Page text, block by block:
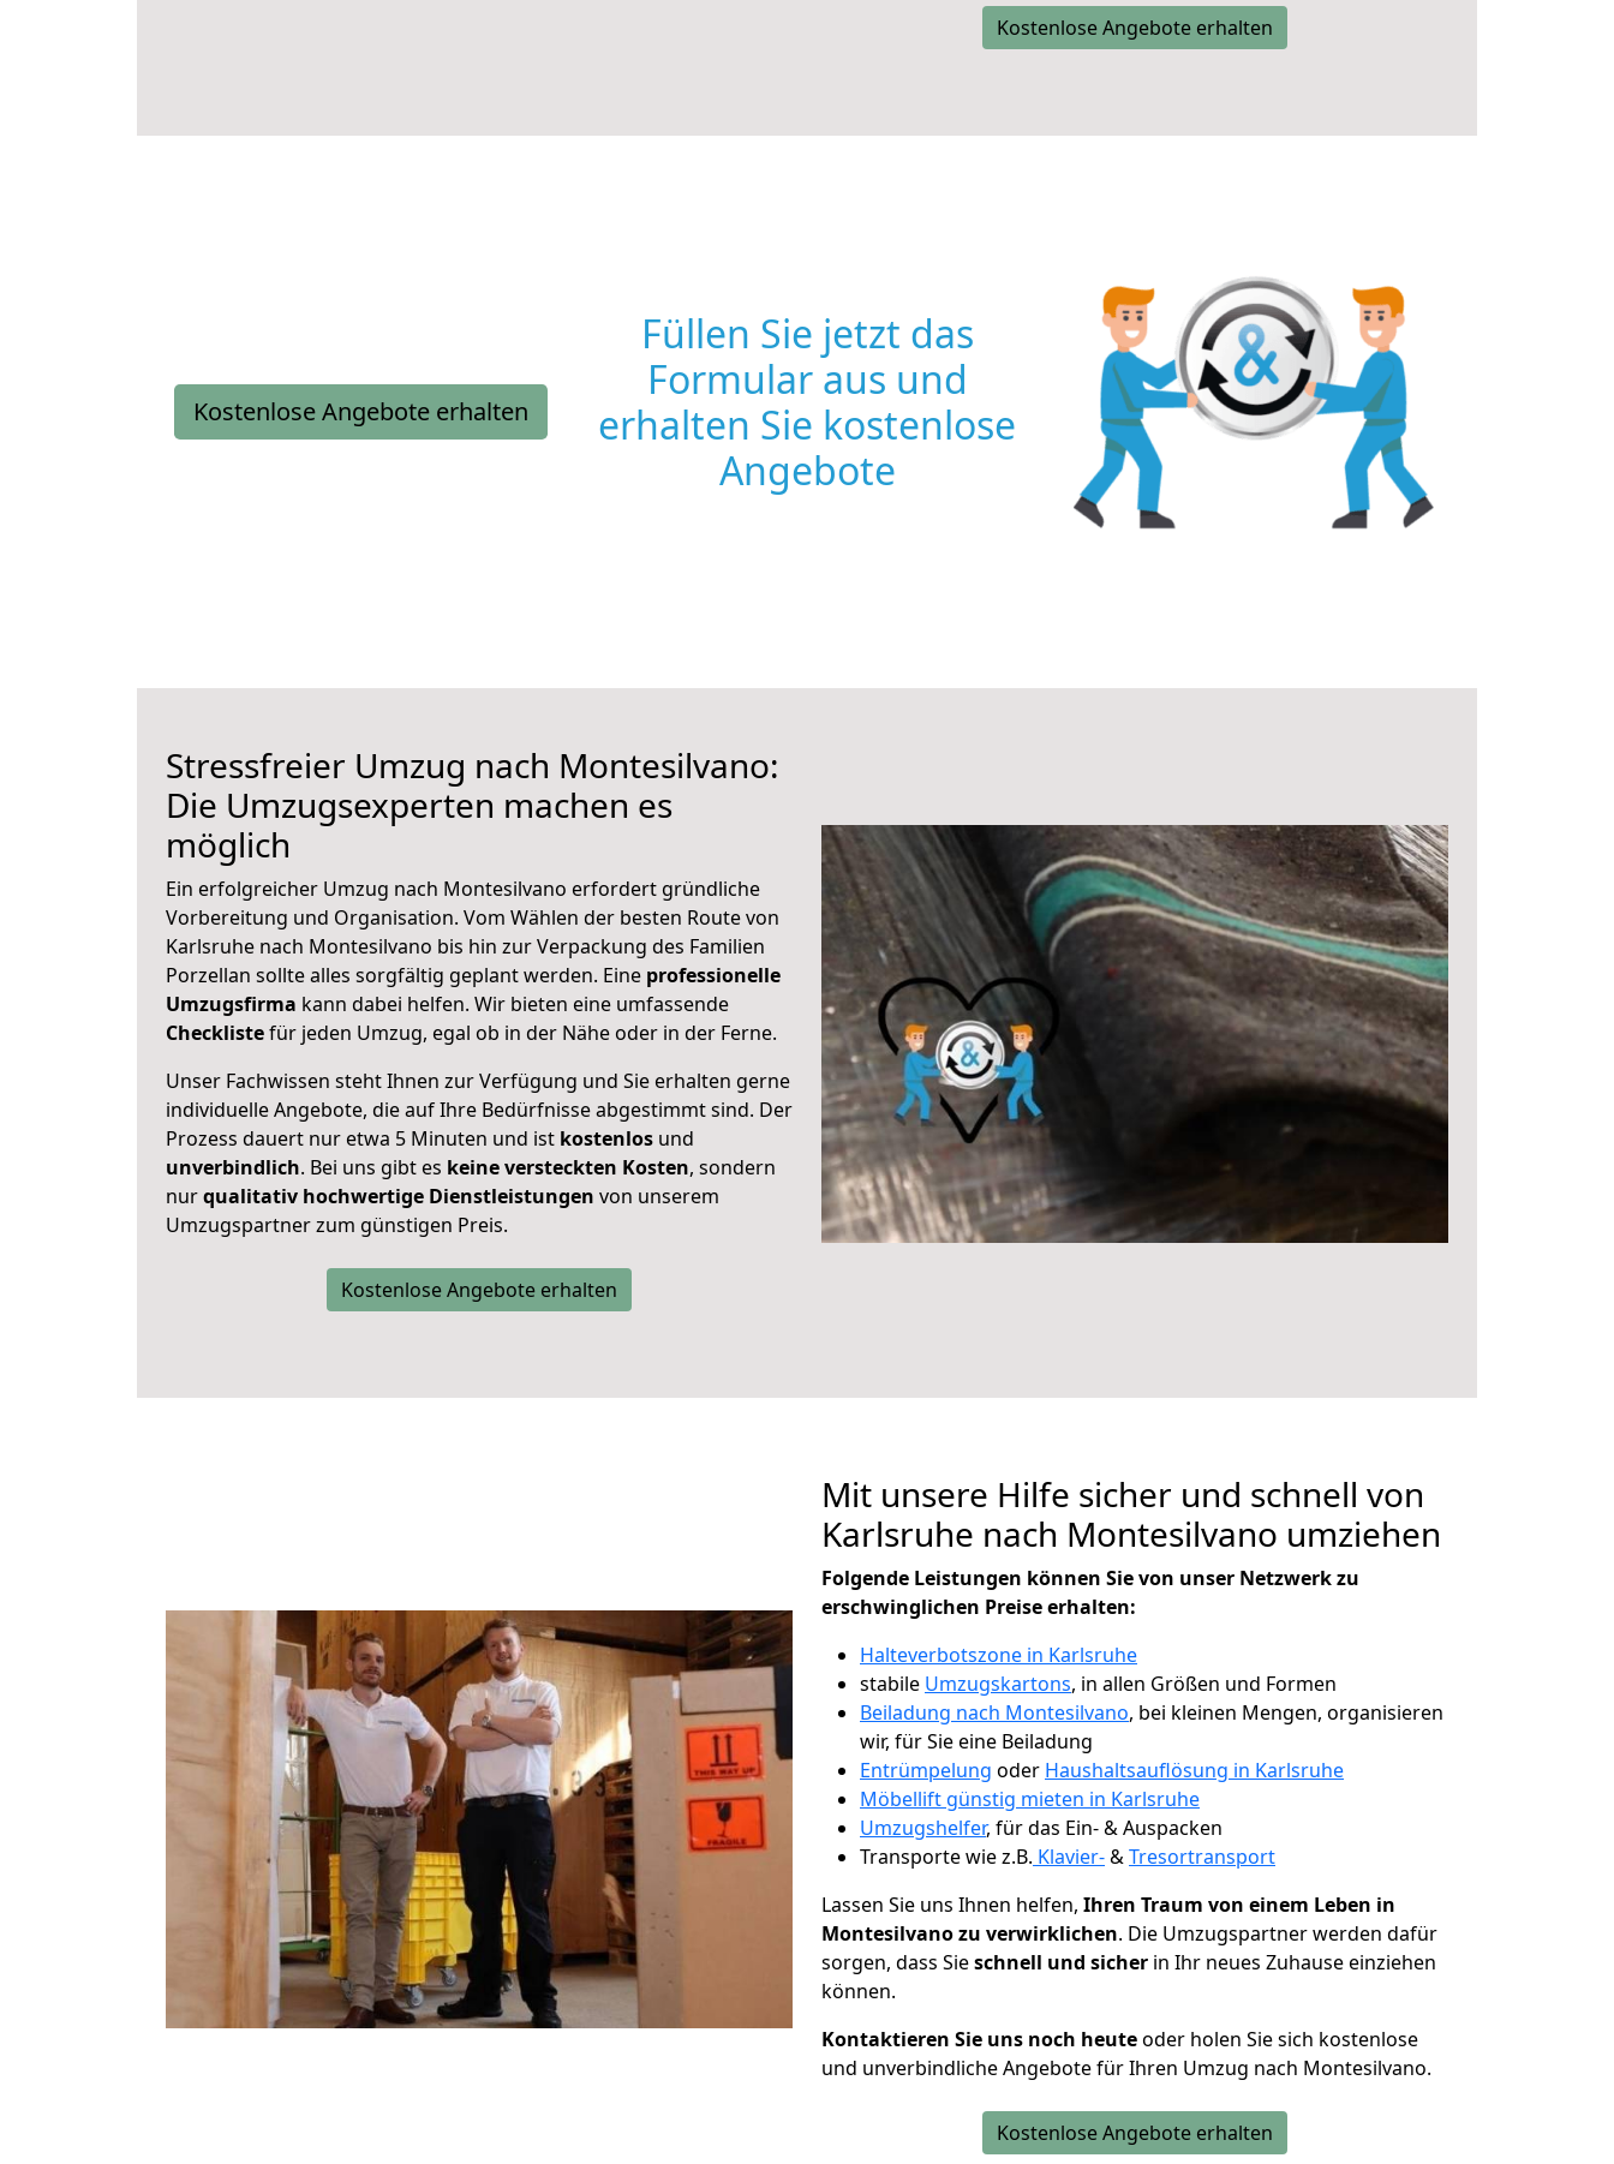
Kostenlose Angebote erhalten
Kostenlose Angebote erhalten
Füllen Sie jetzt das
Formular aus und
erhalten Sie kostenlose
Angebote
Stressfreier Umzug nach Montesilvano:
Die Umzugsexperten machen es
möglich
Ein erfolgreicher Umzug nach Montesilvano erfordert gründliche
Vorbereitung und Organisation. Vom Wählen der besten Route von
Karlsruhe nach Montesilvano bis hin zur Verpackung des Familien
Porzellan sollte alles sorgfältig geplant werden. Eine professionelle
Umzugsfirma kann dabei helfen. Wir bieten eine umfassende
Checklistefür jeden Umzug, egal ob in der Nähe oder in der Ferne.
Unser Fachwissen steht Ihnen zur Verfügung und Sie erhalten gerne
individuelle Angebote, die auf Ihre Bedürfnisse abgestimmt sind. Der
Prozess dauert nur etwa 5 Minuten und ist kostenlos und
unverbindlich. Bei uns gibt es keine versteckten Kosten, sondern
nurqualitativ hochwertige Dienstleistungen von unserem
Umzugspartner zum günstigen Preis.
Kostenlose Angebote erhalten
Mit unsere Hilfe sicher und schnell von
Karlsruhe nach Montesilvano umziehen
Folgende Leistungen können Sie von unser Netzwerk zu
erschwinglichen Preise erhalten:
Halteverbotszone in Karlsruhe
stabile Umzugskartons, in allen Größen und Formen
Beiladung nach Montesilvano, bei kleinen Mengen, organisieren
wir, für Sie eine Beiladung
Entrümpelung oder Haushaltsauflösung in Karlsruhe
Möbellift günstig mieten in Karlsruhe
Umzugshelfer, für das Ein- & Auspacken
Transporte wie z.B. Klavier-&Tresortransport
Lassen Sie uns Ihnen helfen, Ihren Traum von einem Leben in
Montesilvano zu verwirklichen. Die Umzugspartner werden dafür
sorgen, dass Sieschnell und sicher in Ihr neues Zuhause einziehen
können.
Kontaktieren Sie uns noch heuteoder holen Sie sich kostenlose
und unverbindliche Angebote für Ihren Umzug nach Montesilvano.
Kostenlose Angebote erhalten